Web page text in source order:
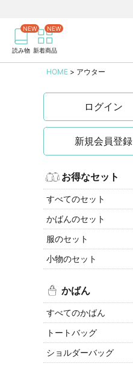
読み物 新着商品
商品を検索
HOME アウター
ログイン
新規会員登録
お得なセット
すべてのセット
かばんのセット
服のセット
小物のセット
かばん
すべてのかばん
トートバッグ
ショルダーバッグ